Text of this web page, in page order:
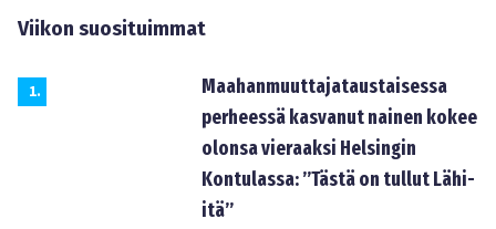
Viikon suosituimmat
1.
Maahanmuuttajataustaisessa
perheessä kasvanut nainen kokee
olonsa vieraaksi Helsingin
Kontulassa: ”Tästä on tullut Lähi-
itä”